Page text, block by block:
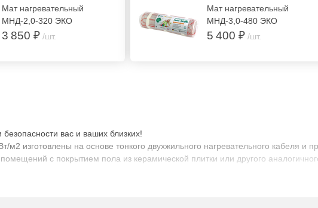
Мат нагревательный
МНД-2,0-320 ЭКО
3 850 ₽ /шт.
Мат нагревательный
МНД-3,0-480 ЭКО
5 400 ₽ /шт.
вас и ваших близких!
изготовлены на основе тонкого двухжильного нагревательного кабеля и
с покрытием пола из керамической плитки или другого
покрытия.